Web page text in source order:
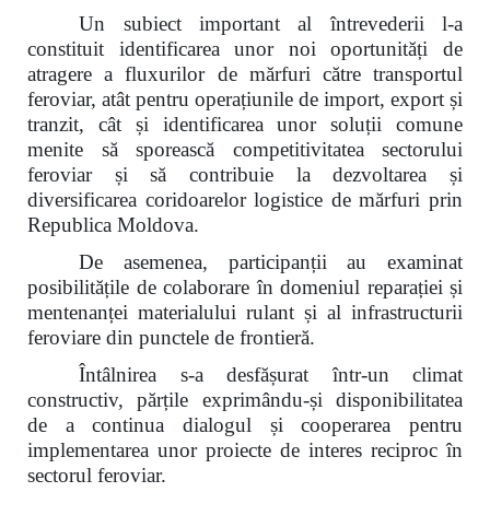
Un subiect important al întrevederii l-a
constituit identificarea unor noi oportunități de
atragere a fluxurilor de mărfuri către transportul
feroviar, atât pentru operațiunile de import, export și
tranzit, cât și identificarea unor soluții comune
menite să sporească competitivitatea sectorului
feroviar și să contribuie la dezvoltarea și
diversificarea coridoarelor logistice de mărfuri prin
Republica Moldova.
De asemenea, participanții au examinat
posibilitățile de colaborare în domeniul reparației și
mentenanței materialului rulant și al infrastructurii
feroviare din punctele de frontieră.
Întâlnirea s-a desfășurat într-un climat
constructiv, părțile exprimându-și disponibilitatea
de a continua dialogul și cooperarea pentru
implementarea unor proiecte de interes reciproc în
sectorul feroviar.